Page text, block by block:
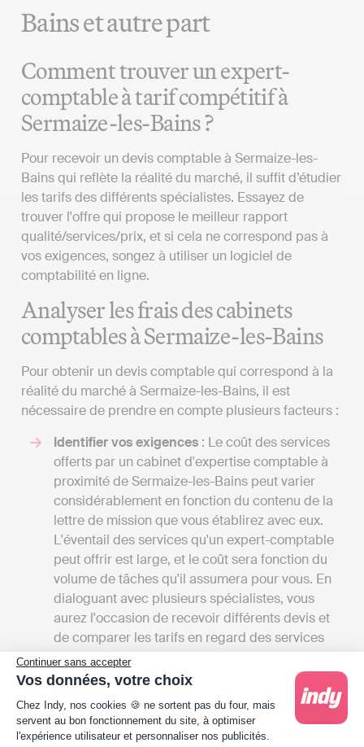
Continuer sans accepter
Vos données, votre choix
Plateforme de Gestion du Consentement :
Chez Indy, nos cookies 🍪 ne sortent pas du four, mais
servent au bon fonctionnement du site, à optimiser
l'expérience utilisateur et personnaliser nos publicités.
Bains et autre part
Comment trouver un expert-
comptable à tarif compétitif à
Sermaize-les-Bains ?
Pour recevoir un devis comptable à Sermaize-les-
Bains qui reflète la réalité du marché, il suffit d’étudier
les tarifs des différents spécialistes. Essayez de
trouver l'offre qui propose le meilleur rapport
qualité/services/prix, et si cela ne correspond pas à
vos exigences, songez à utiliser un logiciel de
comptabilité en ligne.
Analyser les frais des cabinets
comptables à Sermaize-les-Bains
Pour obtenir un devis comptable qui correspond à la
réalité du marché à Sermaize-les-Bains, il est
nécessaire de prendre en compte plusieurs facteurs :
Identifier vos exigences : Le coût des services
offerts par un cabinet d'expertise comptable à
proximité de Sermaize-les-Bains peut varier
considérablement en fonction du contenu de la
lettre de mission que vous établirez avec eux.
L'éventail des services qu'un expert-comptable
peut offrir est large, et le coût sera fonction du
volume de tâches qu'il assumera pour vous. En
dialoguant avec plusieurs spécialistes, vous
aurez l'occasion de recevoir différents devis et
de comparer les tarifs en regard des services
offerts. Cela vous donnera aussi une vision
globale des différents services disponibles à
Les tarifs: Les frais des cabinets d'expertise
comptable dans la Marne débutent